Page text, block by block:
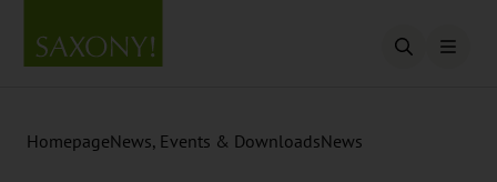
Open
HomepageNews, Events & DownloadsNews